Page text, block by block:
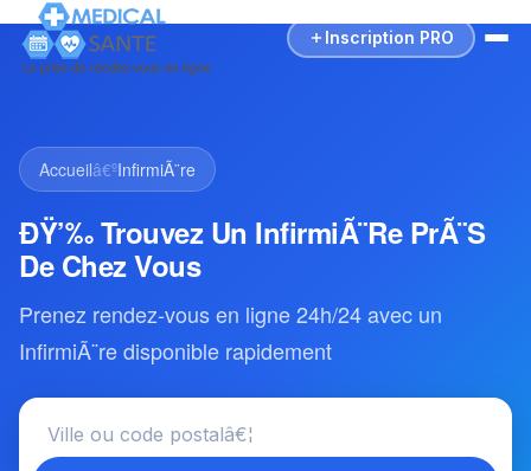
Inscription PRO
Accueilâ€ºInfirmiÃ¨re
ÐŸ’‰ Trouvez Un InfirmiÃ¨re PrÃ¨s
De Chez Vous
Prenez rendez-vous en ligne 24h/24 avec un
InfirmiÃ¨re disponible rapidement